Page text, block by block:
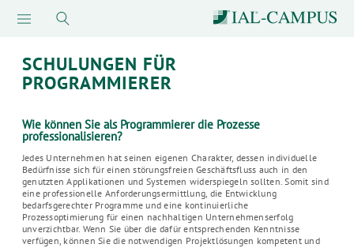
SCHULUNGEN FÜR
PROGRAMMIERER
Wie können Sie als Programmierer die Prozesse
professionalisieren?
Jedes Unternehmen hat seinen eigenen Charakter, dessen individuelle
Bedürfnisse sich für einen störungsfreien Geschäftsfluss auch in den
genutzten Applikationen und Systemen widerspiegeln sollten. Somit sind
eine professionelle Anforderungsermittlung, die Entwicklung
bedarfsgerechter Programme und eine kontinuierliche
Prozessoptimierung für einen nachhaltigen Unternehmenserfolg
unverzichtbar. Wenn Sie über die dafür entsprechenden Kenntnisse
verfügen, können Sie die notwendigen Projektlösungen kompetent und